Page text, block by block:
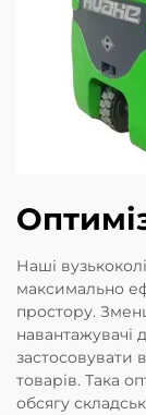
Наші
максимально
простору.
навантажувачі
застосовувати
товарів. Така
обсягу